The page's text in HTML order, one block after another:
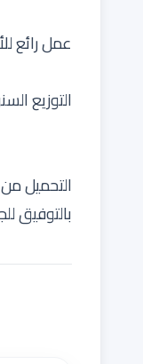
عمل رائع
التوزيع
التحميل
بالتوفيق